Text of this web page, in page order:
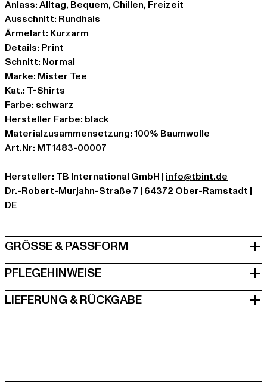
Anlass: Alltag, Bequem, Chillen, Freizeit
Ausschnitt: Rundhals
Ärmelart: Kurzarm
Details: Print
Schnitt: Normal
Marke: Mister Tee
Kat.: T-Shirts
Farbe: schwarz
Hersteller Farbe: black
Materialzusammensetzung: 100% Baumwolle
Art.Nr: MT1483-00007
Hersteller: TB International GmbH | info@tbint.de
Dr.-Robert-Murjahn-Straße 7 | 64372 Ober-Ramstadt |
DE
GRÖSSE & PASSFORM
PFLEGEHINWEISE
LIEFERUNG & RÜCKGABE